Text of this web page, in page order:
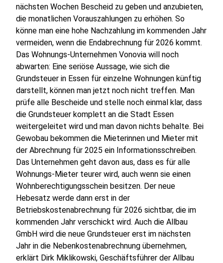
nächsten Wochen Bescheid zu geben und anzubieten,
die monatlichen Vorauszahlungen zu erhöhen. So
könne man eine hohe Nachzahlung im kommenden Jahr
vermeiden, wenn die Endabrechnung für 2026 kommt.
Das Wohnungs-Unternehmen Vonovia will noch
abwarten: Eine seriöse Aussage, wie sich die
Grundsteuer in Essen für einzelne Wohnungen künftig
darstellt, können man jetzt noch nicht treffen. Man
prüfe alle Bescheide und stelle noch einmal klar, dass
die Grundsteuer komplett an die Stadt Essen
weitergeleitet wird und man davon nichts behalte. Bei
Gewobau bekommen die Mieterinnen und Mieter mit
der Abrechnung für 2025 ein Informationsschreiben.
Das Unternehmen geht davon aus, dass es für alle
Wohnungs-Mieter teurer wird, auch wenn sie einen
Wohnberechtigungsschein besitzen. Der neue
Hebesatz werde dann erst in der
Betriebskostenabrechnung für 2026 sichtbar, die im
kommenden Jahr verschickt wird. Auch die Allbau
GmbH wird die neue Grundsteuer erst im nächsten
Jahr in die Nebenkostenabrechnung übernehmen,
erklärt Dirk Miklikowski, Geschäftsführer der Allbau